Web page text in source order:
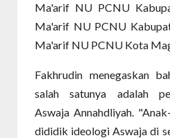
Ma'arif NU PCNU
Ma'arif NU PCNU
Ma'arif NU PCNU Kota
Fakhrudin menegaskan
salah satunya adalah
Aswaja Annahdliyah.
dididik ideologi Aswaja di